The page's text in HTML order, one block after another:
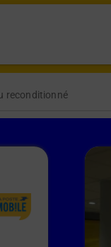
reconditionné